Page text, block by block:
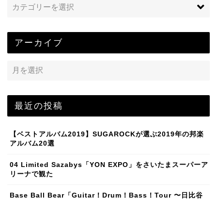
アーカイブ
最近の投稿
【ベストアルバム2019】SUGAROCKが選ぶ2019年の邦楽
アルバム20選
04 Limited Sazabys「YON EXPO」をさいたまスーパーア
リーナで観た
Base Ball Bear「Guitar！Drum！Bass！Tour 〜日比谷